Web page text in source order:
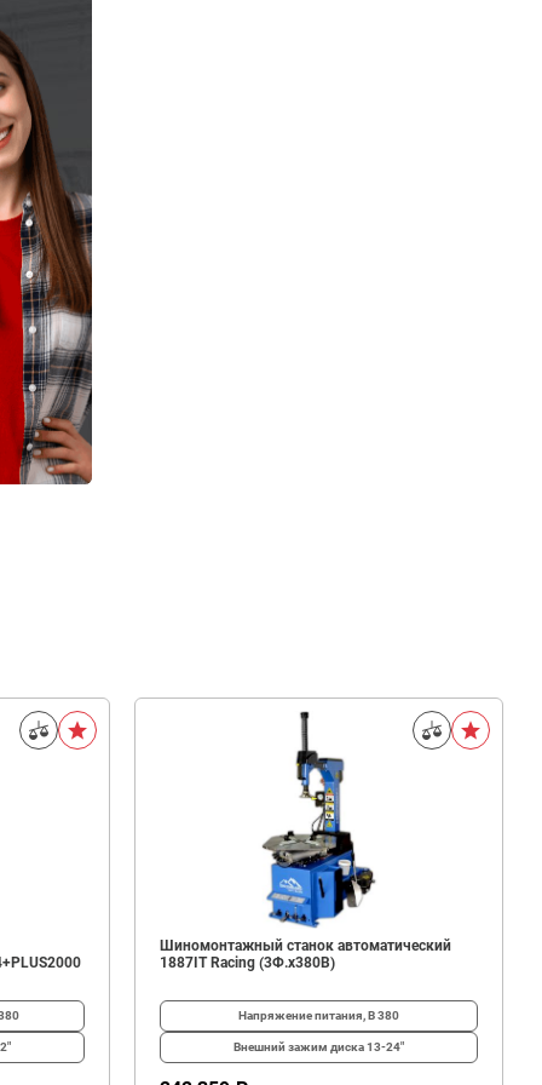
Шиномонтажный станок автоматический
1887IT Racing (3Ф.х380В)
Напряжение питания, В380
Внешний зажим диска13-24"